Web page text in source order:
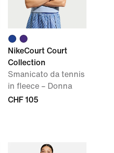
NikeCourt Court
Collection
Smanicato da tennis
in fleece – Donna
CHF 105